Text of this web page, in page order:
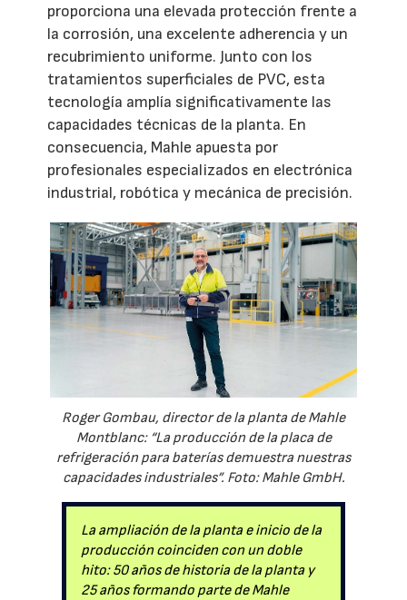
proporciona una elevada protección frente a
la corrosión, una excelente adherencia y un
recubrimiento uniforme. Junto con los
tratamientos superficiales de PVC, esta
tecnología amplía significativamente las
capacidades técnicas de la planta. En
consecuencia, Mahle apuesta por
profesionales especializados en electrónica
industrial, robótica y mecánica de precisión.
Roger Gombau, director de la planta de Mahle
Montblanc: “La producción de la placa de
refrigeración para baterías demuestra nuestras
capacidades industriales”. Foto: Mahle GmbH.
La ampliación de la planta e inicio de la
producción coinciden con un doble
hito: 50 años de historia de la planta y
25 años formando parte de Mahle